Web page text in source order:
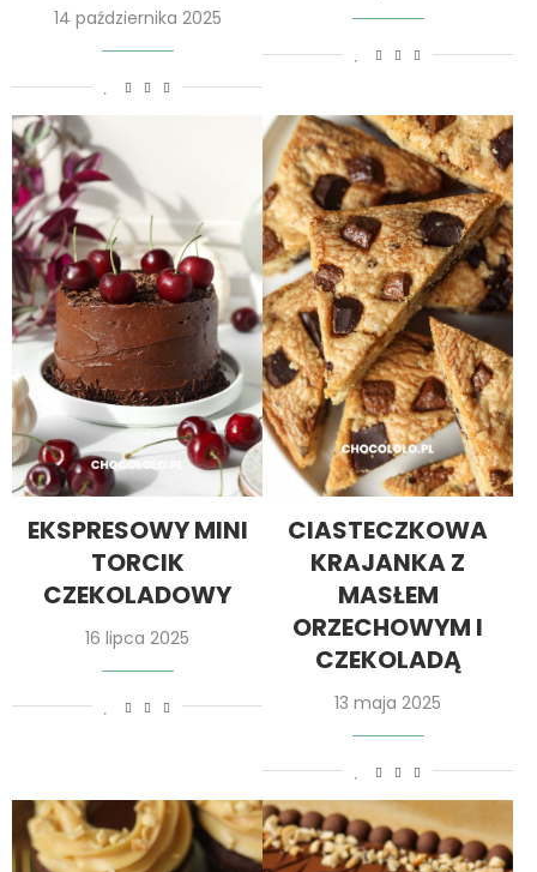
14 października 2025
EKSPRESOWY MINI
TORCIK
CZEKOLADOWY
16 lipca 2025
CIASTECZKOWA
KRAJANKA Z
MASŁEM
ORZECHOWYM I
CZEKOLADĄ
13 maja 2025